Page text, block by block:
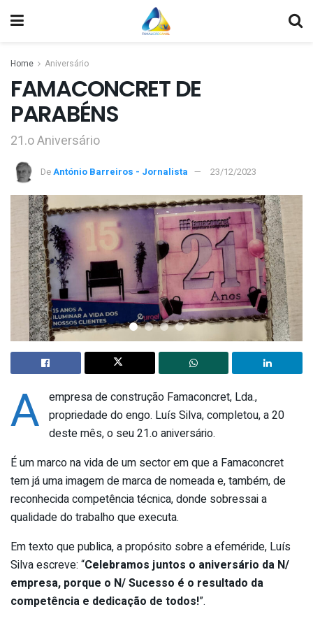
Home Aniversário
FAMACONCRET DE
PARABÉNS
21.o Aniversário
DeAntónio Barreiros - Jornalista 23/12/2023
A empresa de construção Famaconcret, Lda.,
propriedade do engo. Luís Silva, completou, a 20
deste mês, o seu 21.o aniversário.
É um marco na vida de um sector em que a Famaconcret
tem já uma imagem de marca de nomeada e, também, de
reconhecida competência técnica, donde sobressai a
qualidade do trabalho que executa.
Em texto que publica, a propósito sobre a efeméride, Luís
Silva escreve: “Celebramos juntos o aniversário da N/
empresa, porque o N/ Sucesso é o resultado da
competência e dedicação de todos!”.